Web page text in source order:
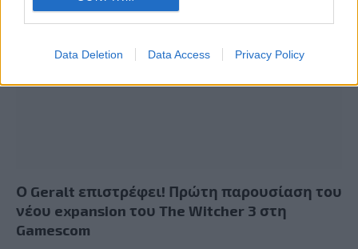
Data Deletion Data Access Privacy Policy
Ο Geralt επιστρέφει! Πρώτη παρουσίαση του
νέου expansion του The Witcher 3 στη
Gamescom